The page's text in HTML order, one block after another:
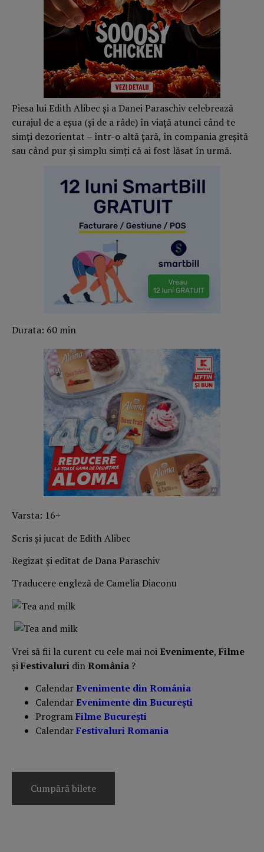
Piesa lui Edith Alibec și a Danei Paraschiv celebrează
curajul de a eșua (și de a râde) în viață atunci când te
simți dezorientat – într-o altă țară, în compania greșită
sau când pur și simplu simți că ai fost lăsat în urmă.
Durata: 60 min
Varsta: 16+
Scris și jucat de Edith Alibec
Regizat și editat de Dana Paraschiv
Traducere engleză de Camelia Diaconu
Vrei să fii la curent cu cele mai noiEvenimente, Filme
șiFestivaluri dinRomânia ?
CalendarEvenimente din România
CalendarEvenimente din București
ProgramFilme București
CalendarFestivaluri Romania
Cumpără bilete